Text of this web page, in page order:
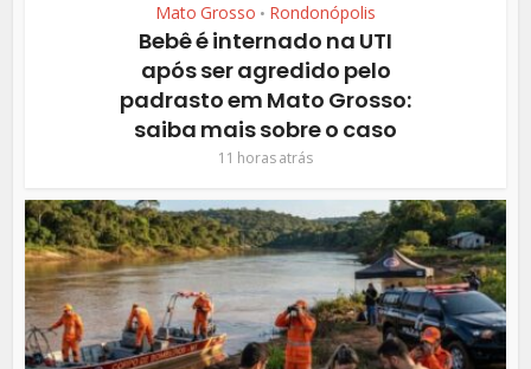
Mato Grosso • Rondonópolis
Bebê é internado na UTI
após ser agredido pelo
padrasto em Mato Grosso:
saiba mais sobre o caso
11 horas atrás